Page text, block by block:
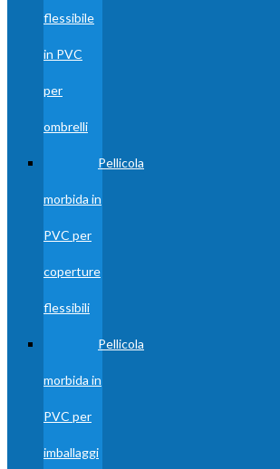
flessibile
in PVC
per
ombrelli
Pellicola
morbida in
PVC per
coperture
flessibili
Pellicola
morbida in
PVC per
imballaggi